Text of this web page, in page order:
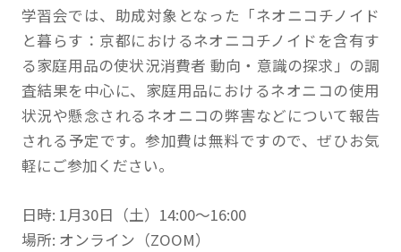
学習会では、助成対象となった「ネオニコチノイド
と暮らす：京都におけるネオニコチノイドを含有す
る家庭用品の使状況消費者 動向・意識の探求」の調
査結果を中心に、家庭用品におけるネオニコの使用
状況や懸念されるネオニコの弊害などについて報告
される予定です。参加費は無料ですので、ぜひお気
軽にご参加ください。
日時: 1月30日（土）14:00〜16:00
場所: オンライン（ZOOM）